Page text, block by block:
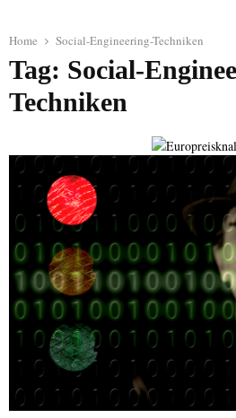
Home Social-Engineering-Techniken
Tag: Social-
Techniken